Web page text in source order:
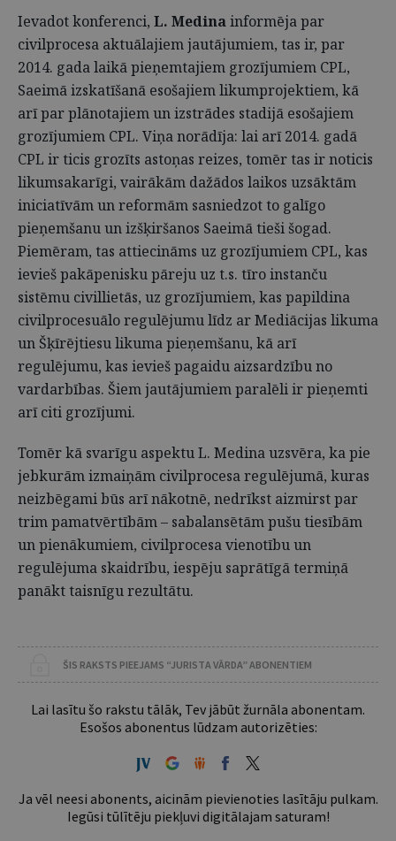
Ievadot konferenci, L. Medinainformēja par
civilprocesa aktuālajiem jautājumiem, tas ir, par
2014. gada laikā pieņemtajiem grozījumiem CPL,
Saeimā izskatīšanā esošajiem likumprojektiem, kā
arī par plānotajiem un izstrādes stadijā esošajiem
grozījumiem CPL. Viņa norādīja: lai arī 2014. gadā
CPL ir ticis grozīts astoņas reizes, tomēr tas ir noticis
likumsakarīgi, vairākām dažādos laikos uzsāktām
iniciatīvām un reformām sasniedzot to galīgo
pieņemšanu un izšķiršanos Saeimā tieši šogad.
Piemēram, tas attiecināms uz grozījumiem CPL, kas
ievieš pakāpenisku pāreju uz t.s. tīro instanču
sistēmu civillietās, uz grozījumiem, kas papildina
civilprocesuālo regulējumu līdz ar Mediācijas likuma
un Šķīrējtiesu likuma pieņemšanu, kā arī
regulējumu, kas ievieš pagaidu aizsardzību no
vardarbības. Šiem jautājumiem paralēli ir pieņemti
arī citi grozījumi.
Tomēr kā svarīgu aspektu L. Medina uzsvēra, ka pie
jebkurām izmaiņām civilprocesa regulējumā, kuras
neizbēgami būs arī nākotnē, nedrīkst aizmirst par
trim pamatvērtībām – sabalansētām pušu tiesībām
un pienākumiem, civilprocesa vienotību un
regulējuma skaidrību, iespēju saprātīgā termiņā
panākt taisnīgu rezultātu.
ŠIS RAKSTS PIEEJAMS “JURISTA VĀRDA” ABONENTIEM
Lai lasītu šo rakstu tālāk, Tev jābūt žurnāla abonentam.
Esošos abonentus lūdzam autorizēties:
Ja vēl neesi abonents, aicinām pievienoties lasītāju pulkam.
Iegūsi tūlītēju piekļuvi digitālajam saturam!